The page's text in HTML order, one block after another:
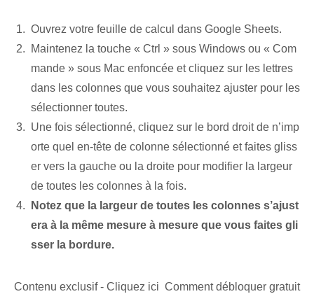
Ouvrez votre feuille de calcul dans Google Sheets.
Maintenez la touche « Ctrl » sous Windows ou « Com
mande » sous Mac enfoncée et cliquez sur les lettres
dans les colonnes que vous souhaitez ajuster pour les
sélectionner toutes.
Une fois sélectionné, cliquez sur le bord droit de n’imp
orte quel en-tête de colonne sélectionné et faites gliss
er vers la gauche ou la droite pour modifier la largeur
de toutes les colonnes à la fois.
Notez que la largeur de toutes les colonnes s’ajust
era à la même mesure à mesure que vous faites gli
sser la bordure.
Contenu exclusif - Cliquez ici Comment débloquer gratuit